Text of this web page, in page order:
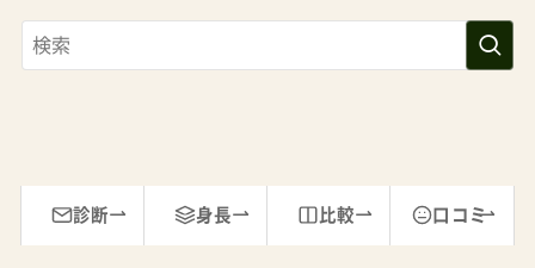
リ
ー
診断 身長 比較 口コミ